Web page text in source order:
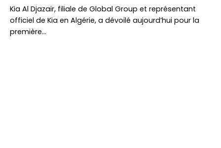
Kia Al Djazaïr, filiale de Global Group et représentant
officiel de Kia en Algérie, a dévoilé aujourd’hui pour la
première…